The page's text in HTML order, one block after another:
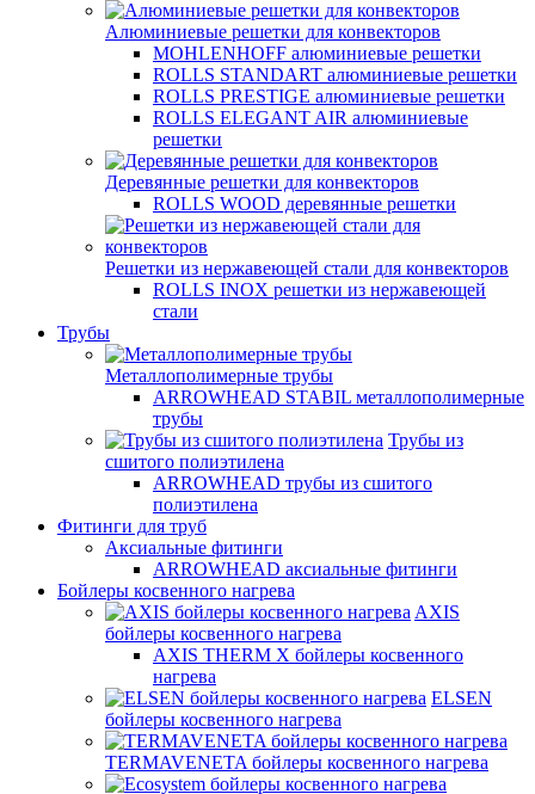
Алюминиевые решетки для конвекторов
MOHLENHOFF алюминиевые решетки
ROLLS STANDART алюминиевые решетки
ROLLS PRESTIGE алюминиевые решетки
ROLLS ELEGANT AIR алюминиевые
решетки
Деревянные решетки для конвекторов
ROLLS WOOD деревянные решетки
Решетки из нержавеющей стали для конвекторов
ROLLS INOX решетки из нержавеющей
стали
Трубы
Металлополимерные трубы
ARROWHEAD STABIL металлополимерные
трубы
Трубы из
сшитого полиэтилена
ARROWHEAD трубы из сшитого
полиэтилена
Фитинги для труб
Аксиальные фитинги
ARROWHEAD аксиальные фитинги
Бойлеры косвенного нагрева
AXIS
бойлеры косвенного нагрева
AXIS THERM X бойлеры косвенного
нагрева
ELSEN
бойлеры косвенного нагрева
TERMAVENETA бойлеры косвенного нагрева